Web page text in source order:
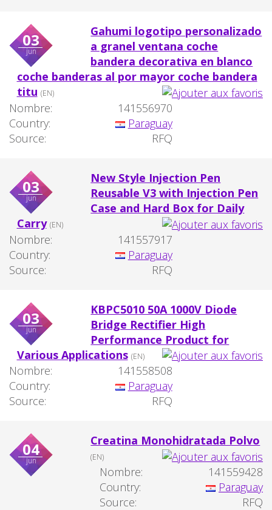
03
jun
Gahumi logotipo personalizado
a granel ventana coche
bandera decorativa en blanco
coche banderas al por mayor coche bandera
titu (EN)
Nombre:
141556970
Country:
Paraguay
Source:
RFQ
03
jun
New Style Injection Pen
Reusable V3 with Injection Pen
Case and Hard Box for Daily
Carry (EN)
Nombre:
141557917
Country:
Paraguay
Source:
RFQ
03
jun
KBPC5010 50A 1000V Diode
Bridge Rectifier High
Performance Product for
Various Applications (EN)
Nombre:
141558508
Country:
Paraguay
Source:
RFQ
04
jun
Creatina Monohidratada Polvo
(EN)
Nombre:
141559428
Country:
Paraguay
Source:
RFQ